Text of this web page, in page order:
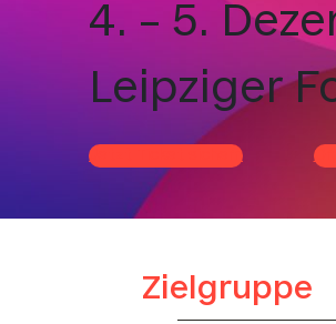
4. – 5.
Leipziger
Jetzt Ticket sichern
Zielgruppe